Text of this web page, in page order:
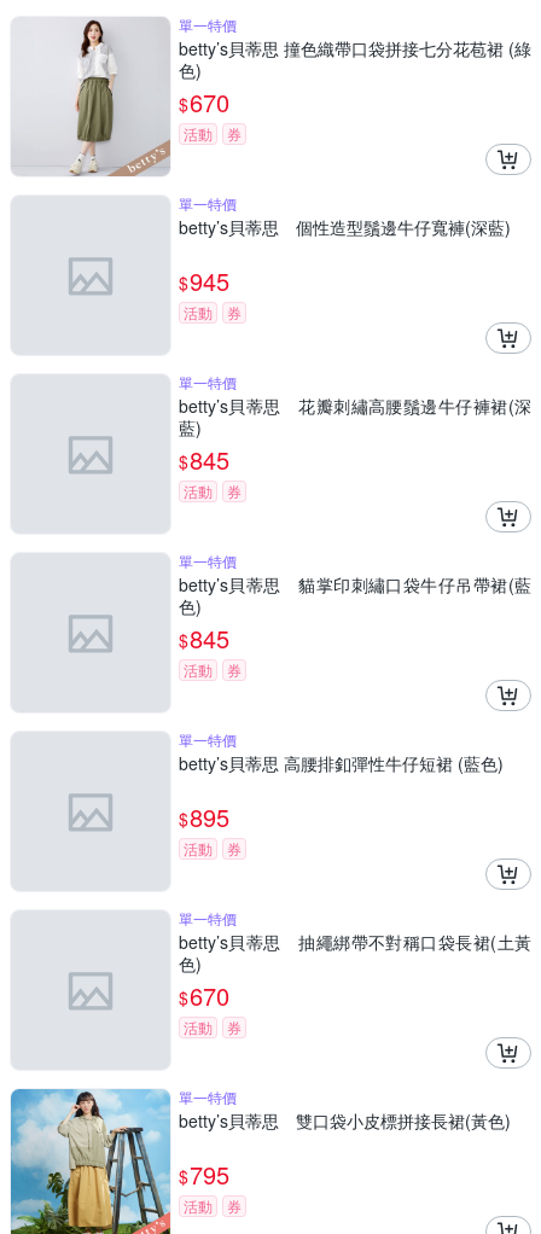
單一特價
betty’s貝蒂思 撞色織帶口袋拼接七分花苞裙 (綠
色)
$670
活動 券
單一特價
betty’s貝蒂思 個性造型鬚邊牛仔寬褲(深藍)
$945
活動 券
單一特價
betty’s貝蒂思 花瓣刺繡高腰鬚邊牛仔褲裙(深
藍)
$845
活動 券
單一特價
betty’s貝蒂思 貓掌印刺繡口袋牛仔吊帶裙(藍
色)
$845
活動 券
單一特價
betty’s貝蒂思 高腰排釦彈性牛仔短裙 (藍色)
$895
活動 券
單一特價
betty’s貝蒂思 抽繩綁帶不對稱口袋長裙(土黃
色)
$670
活動 券
單一特價
betty’s貝蒂思 雙口袋小皮標拼接長裙(黃色)
$795
活動 券